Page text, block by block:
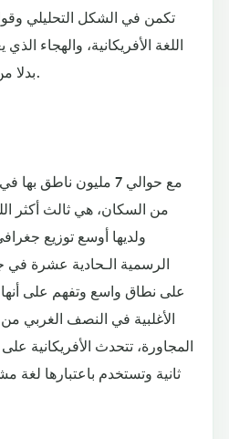
تكمن في الشكل التحليلي
اللغة الأفريكانية، والهجاء
بدلا من اللغة الهولندية القياسية.
من السكان، هي ثالث أكثر
ولديها أوسع توزيع
الرسمية الـحادية عشرة في
على نطاق واسع وتفهم على أنها
الأغلبية في النصف الغربي
المجاورة، تتحدث الأفريكانية
ثانية وتستخدم باعتبارها لغة